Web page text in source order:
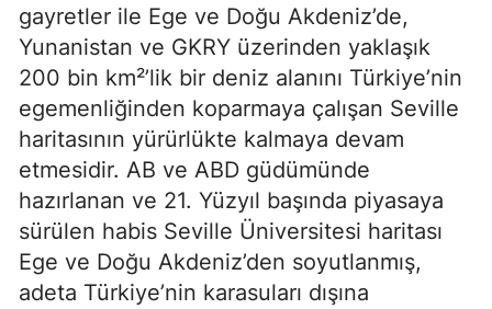
gayretler ile Ege ve Doğu Akdeniz’de,
Yunanistan ve GKRY üzerinden yaklaşık
200 bin km²’lik bir deniz alanını Türkiye’nin
egemenliğinden koparmaya çalışan Seville
haritasının yürürlükte kalmaya devam
etmesidir. AB ve ABD güdümünde
hazırlanan ve 21. Yüzyıl başında piyasaya
sürülen habis Seville Üniversitesi haritası
Ege ve Doğu Akdeniz’den soyutlanmış,
adeta Türkiye’nin karasuları dışına